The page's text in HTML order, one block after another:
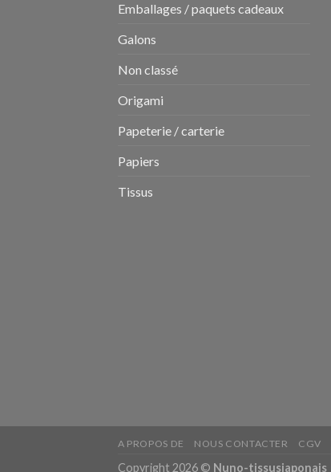
Emballages / paquets cadeaux
Galons
Non classé
Origami
Papeterie / carterie
Papiers
Tissus
A PROPOS DE NOUS CONTACTER CGV
Copyright 2026 © Nuno-tissusjaponais